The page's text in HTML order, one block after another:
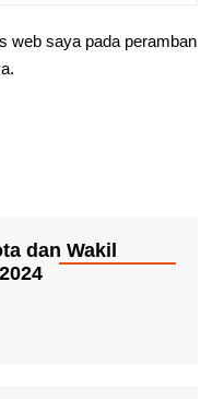
web saya pada peramban
dan Wakil